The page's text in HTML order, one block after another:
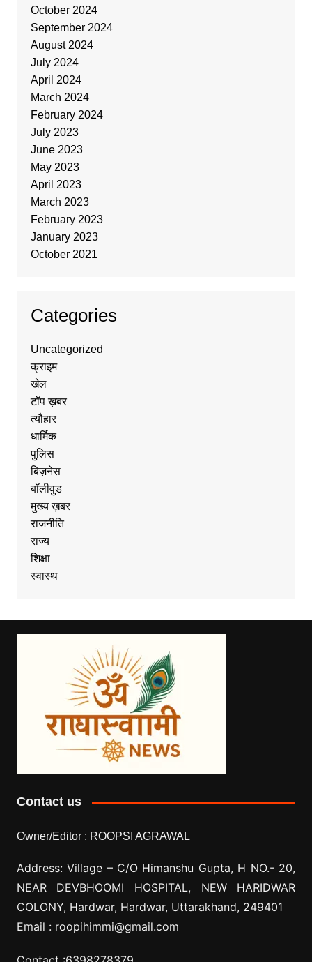
October 2024
September 2024
August 2024
July 2024
April 2024
March 2024
February 2024
July 2023
June 2023
May 2023
April 2023
March 2023
February 2023
January 2023
October 2021
Categories
Uncategorized
क्राइम
खेल
टॉप ख़बर
त्यौहार
धार्मिक
पुलिस
बिज़नेस
बॉलीवुड
मुख्य ख़बर
राजनीति
राज्य
शिक्षा
स्वास्थ
Contact us
Owner/Editor : ROOPSI AGRAWAL
Address: Village – C/O Himanshu Gupta, H NO.- 20,
NEAR DEVBHOOMI HOSPITAL, NEW HARIDWAR
COLONY, Hardwar, Hardwar, Uttarakhand, 249401
Email : roopihimmi@gmail.com